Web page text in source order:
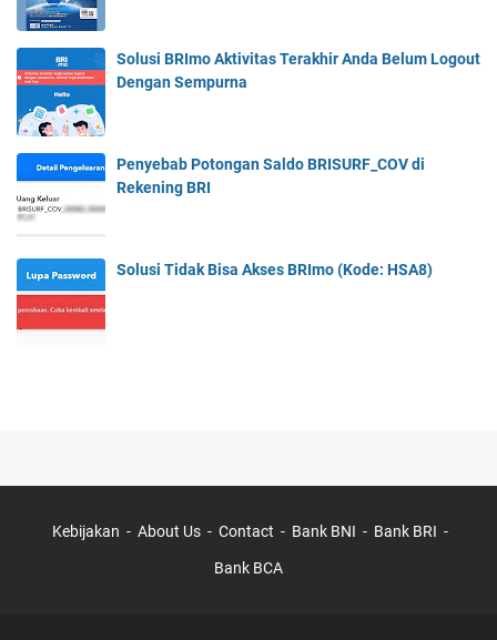
Solusi BRImo Aktivitas Terakhir Anda Belum Logout
Dengan Sempurna
Penyebab Potongan Saldo BRISURF_COV di
Rekening BRI
Solusi Tidak Bisa Akses BRImo (Kode: HSA8)
Kebijakan About Us Contact Bank BNI Bank BRI
Bank BCA